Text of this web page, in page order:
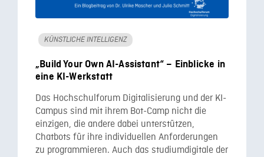
KÜNSTLICHE INTELLIGENZ
„Build Your Own AI-Assistant“ – Einblicke in
eine KI-Werkstatt
Das Hochschulforum Digitalisierung und der KI-
Campus sind mit ihrem Bot-Camp nicht die
einzigen, die andere dabei unterstützen,
Chatbots für ihre individuellen Anforderungen
zu programmieren. Auch das studiumdigitale der